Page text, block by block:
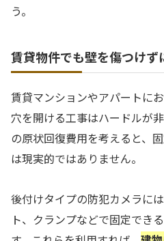
う。
賃貸物件でも壁を傷つけず
賃貸マンションやアパートに
穴を開ける工事はハードルが
の原状回復費用を考えると、
は現実的ではありません。
後付けタイプの防犯カメラに
ト、クランプなどで固定でき